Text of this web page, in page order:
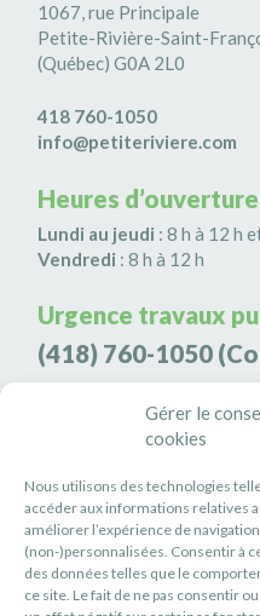
Gérer le
cookies
Nous utilisons des technologies
accéder aux informations relatives
améliorer l’expérience de
(non-)personnalisées. Consentir à
des données telles que le
ce site. Le fait de ne pas consentir
1067, rue Principale
Petite-Rivière-Saint-
(Québec) G0A 2L0
418 760-1050
info@petiteriviere.com
Heures d’ouverture
Lundi au jeudi : 8 h à 12 h
Vendredi : 8 h à 12 h
Urgence travaux
(418) 760-1050
Agence de
(418) 808-9566
#PETITERIVIÈRE
Suivez-nous